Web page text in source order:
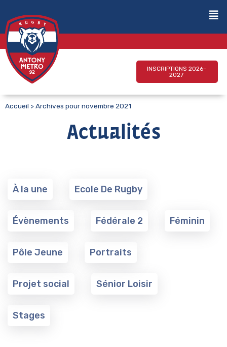
INSCRIPTIONS 2026-
2027
Accueil >Archives pour novembre 2021
Actualités
À la une Ecole De Rugby
Évènements Fédérale 2 Féminin
Pôle Jeune Portraits
Projet social Sénior Loisir
Stages